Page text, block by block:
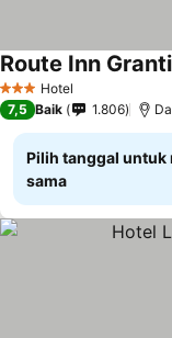
3 BintangHotel
Route Inn
7,5 Baik 1.806
Pilih tanggal untuk
sama